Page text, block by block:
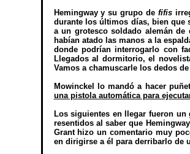
Hemingway y su grupo de fifis
durante los últimos días, bien que
a un grotesco soldado alemán
habían atado las manos a la
donde podrían interrogarlo con
Llegados al dormitorio, el
Vamos a chamuscarle los dedos
Mowinckel lo mandó a hacer
una pistola automática para
Los siguientes en llegar fueron un
resentidos al saber que
Grant hizo un comentario muy
en dirigirse a él para derribarlo de